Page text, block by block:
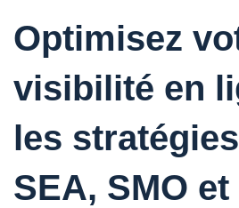
Optimisez
visibilité en
les
SEA, SMO et